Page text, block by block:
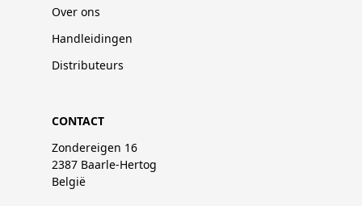
Over ons
Handleidingen
Distributeurs
CONTACT
Zondereigen 16
2387 Baarle-Hertog
België